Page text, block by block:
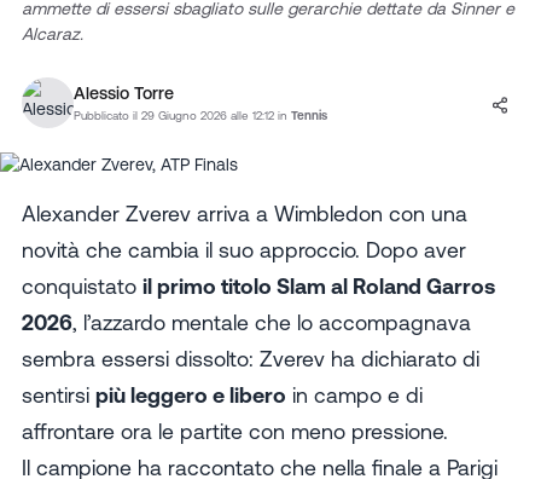
ammette di essersi sbagliato sulle gerarchie dettate da Sinner e
Alcaraz.
Alessio Torre
Pubblicato il 29 Giugno 2026 alle 12:12 in Tennis
Alexander Zverev arriva a Wimbledon con una
novità che cambia il suo approccio. Dopo aver
conquistatoil primo titolo Slam al Roland Garros
2026, l’azzardo mentale che lo accompagnava
sembra essersi dissolto: Zverev ha dichiarato di
sentirsipiù leggero e libero in campo e di
affrontare ora le partite con meno pressione.
Il campione ha raccontato che nella finale a Parigi